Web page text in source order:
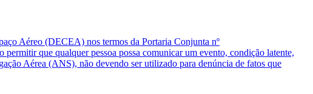
Aéreo (DECEA) nos termos da Portaria Conjunta nº
que qualquer pessoa possa comunicar um evento, condição latente,
Aérea (ANS), não devendo ser utilizado para denúncia de fatos que